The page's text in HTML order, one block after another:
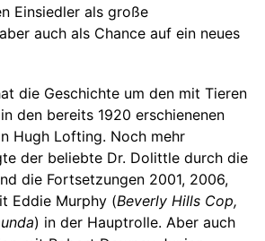
Einsiedler als große
auch als Chance auf ein neues
die Geschichte um den mit Tieren
den bereits 1920 erschienenen
Hugh Lofting. Noch mehr
der beliebte Dr. Dolittle durch die
die Fortsetzungen 2001, 2006,
Eddie Murphy (Beverly Hills Cop,
) in der Hauptrolle. Aber auch